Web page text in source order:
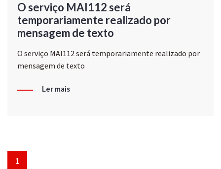
O serviço MAI112 será
temporariamente realizado por
mensagem de texto
O serviço MAI112 será temporariamente realizado por
mensagem de texto
Ler mais
1